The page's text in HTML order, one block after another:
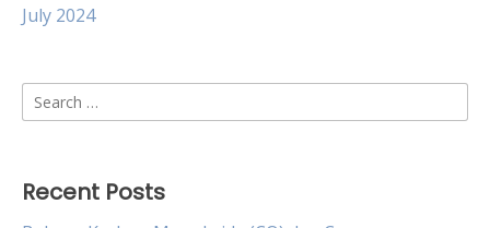
July 2024
Search
for:
Recent Posts